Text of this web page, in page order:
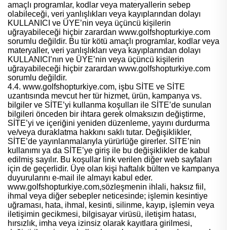
amaçlı programlar, kodlar veya materyallerin sebep
olabileceği, veri yanlışlıkları veya kayıplarından dolayı
KULLANICI ve ÜYE’nin veya üçüncü kişilerin
uğrayabileceği hiçbir zarardan www.golfshopturkiye.com
sorumlu değildir. Bu tür kötü amaçlı programlar, kodlar veya
materyaller, veri yanlışlıkları veya kayıplarından dolayı
KULLANICI’nın ve ÜYE’nin veya üçüncü kişilerin
uğrayabileceği hiçbir zarardan www.golfshopturkiye.com
sorumlu değildir.
4.4. www.golfshopturkiye.com, işbu SİTE ve SİTE
uzantısında mevcut her tür hizmet, ürün, kampanya vs.
bilgiler ve SİTE’yi kullanma koşulları ile SİTE’de sunulan
bilgileri önceden bir ihtara gerek olmaksızın değiştirme,
SİTE’yi ve içeriğini yeniden düzenleme, yayını durdurma
ve/veya duraklatma hakkını saklı tutar. Değişiklikler,
SİTE’de yayınlanmalarıyla yürürlüğe girerler. SİTE’nin
kullanımı ya da SİTE’ye giriş ile bu değişiklikler de kabul
edilmiş sayılır. Bu koşullar link verilen diğer web sayfaları
için de geçerlidir. Üye olan kişi haftalık bülten ve kampanya
duyurularını e-mail ile almayı kabul eder.
www.golfshopturkiye.com,sözleşmenin ihlali, haksız fiil,
ihmal veya diğer sebepler neticesinde; işlemin kesintiye
uğraması, hata, ihmal, kesinti, silinme, kayıp, işlemin veya
iletişimin gecikmesi, bilgisayar virüsü, iletişim hatası,
hırsızlık, imha veya izinsiz olarak kayıtlara girilmesi,